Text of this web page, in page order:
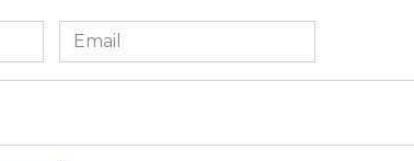
Email
*